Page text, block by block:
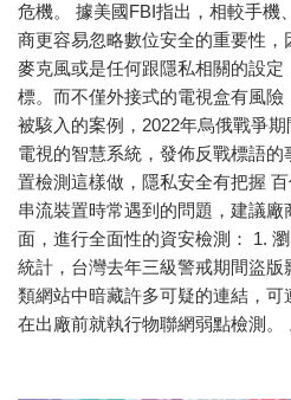
危機。 據美國FBI指出，相較手機
商更容易忽略數位安全的重要性，
麥克風或是任何跟隱私相關的設定
標。而不僅外接式的電視盒有風
被駭入的案例，2022年烏俄戰爭
電視的智慧系統，發佈反戰標語
置檢測這樣做，隱私安全有把握
串流裝置時常遇到的問題，建議
面，進行全面性的資安檢測： 1.
統計，台灣去年三級警戒期間盜
類網站中暗藏許多可疑的連結，可
在出廠前就執行物聯網弱點檢測。